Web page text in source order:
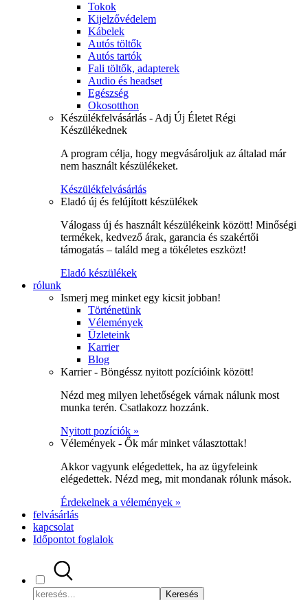
Tokok
Kijelzővédelem
Kábelek
Autós töltők
Autós tartók
Fali töltők, adapterek
Audio és headset
Egészség
Okosotthon
Készülékfelvásárlás - Adj Új Életet Régi
Készülékednek
A program célja, hogy megvásároljuk az általad már
nem használt készülékeket.
Készülékfelvásárlás
Eladó új és felújított készülékek
Válogass új és használt készülékeink között! Minőségi
termékek, kedvező árak, garancia és szakértői
támogatás – találd meg a tökéletes eszközt!
Eladó készülékek
rólunk
Ismerj meg minket egy kicsit jobban!
Történetünk
Vélemények
Üzleteink
Karrier
Blog
Karrier - Böngéssz nyitott pozícióink között!
Nézd meg milyen lehetőségek várnak nálunk most
munka terén. Csatlakozz hozzánk.
Nyitott pozíciók »
Vélemények - Ők már minket választottak!
Akkor vagyunk elégedettek, ha az ügyfeleink
elégedettek. Nézd meg, mit mondanak rólunk mások.
Érdekelnek a vélemények »
felvásárlás
kapcsolat
Időpontot foglalok
Keresés